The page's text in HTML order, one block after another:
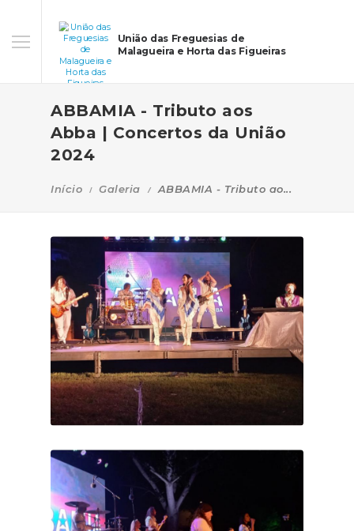
União das Freguesias de
Malagueira e Horta das Figueiras
ABBAMIA - Tributo aos
Abba | Concertos da União
2024
Início Galeria ABBAMIA - Tributo ao...